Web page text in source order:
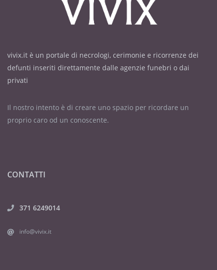
vivix.it è un portale di necrologi, cerimonie e ricorrenze dei
defunti inseriti direttamente dalle agenzie funebri o dai
privati
Il nostro intento è di creare uno spazio per ricordare un
proprio caro od un conoscente.
CONTATTI
371 6249014
info@vivix.it